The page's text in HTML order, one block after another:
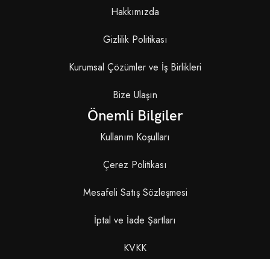
Hakkımızda
Gizlilik Politikası
Kurumsal Çözümler ve İş Birlikleri
Bize Ulaşın
Önemli Bilgiler
Kullanım Koşulları
Çerez Politikası
Mesafeli Satış Sözleşmesi
İptal ve İade Şartları
KVKK